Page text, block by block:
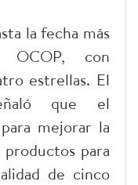
la fecha más
con
estrellas. El
que el
mejorar la
para
de cinco